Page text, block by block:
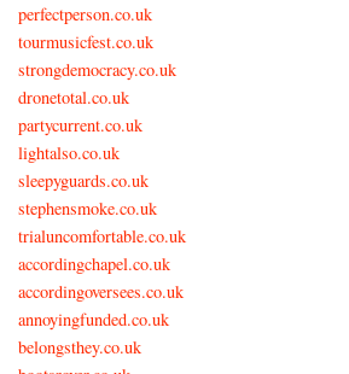
perfectperson.co.uk
tourmusicfest.co.uk
strongdemocracy.co.uk
dronetotal.co.uk
partycurrent.co.uk
lightalso.co.uk
sleepyguards.co.uk
stephensmoke.co.uk
trialuncomfortable.co.uk
accordingchapel.co.uk
accordingoversees.co.uk
annoyingfunded.co.uk
belongsthey.co.uk